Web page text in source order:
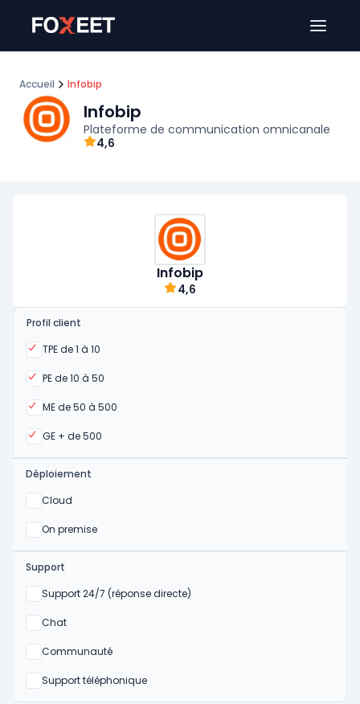
Accueil Infobip
Infobip
Plateforme de communication omnicanale
4,6
Infobip
4,6
Profil client
TPE de 1 à 10
Oui
PE de 10 à 50
Oui
ME de 50 à 500
Oui
GE + de 500
Oui
Déploiement
Cloud
Oui
On premise
Oui
Support
Support 24/7 (réponse directe)
Non
Chat
Non
Communauté
Non
Support téléphonique
Non